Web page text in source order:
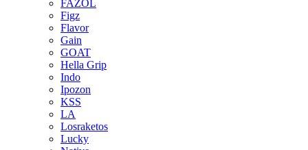
FAZOL
Figz
Flavor
Gain
GOAT
Hella Grip
Indo
Ipozon
KSS
LA
Losraketos
Lucky